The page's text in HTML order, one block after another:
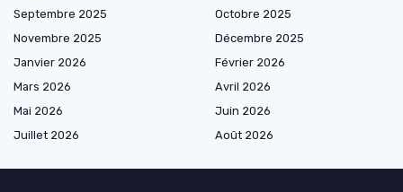
Septembre 2025
Octobre 2025
Novembre 2025
Décembre 2025
Janvier 2026
Février 2026
Mars 2026
Avril 2026
Mai 2026
Juin 2026
Juillet 2026
Août 2026